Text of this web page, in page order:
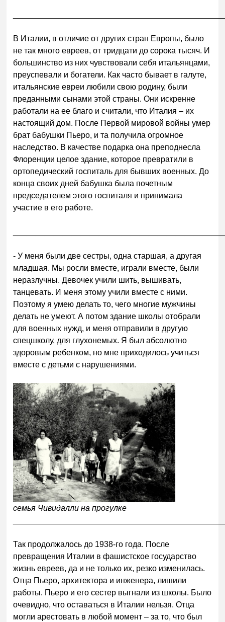
В Италии, в отличие от других стран Европы, было
не так много евреев, от тридцати до сорока тысяч. И
большинство из них чувствовали себя итальянцами,
преуспевали и богатели. Как часто бывает в галуте,
итальянские евреи любили свою родину, были
преданными сынами этой страны. Они искренне
работали на ее благо и считали, что Италия – их
настоящий дом. После Первой мировой войны умер
брат бабушки Пьеро, и та получила огромное
наследство. В качестве подарка она преподнесла
Флоренции целое здание, которое превратили в
ортопедический госпиталь для бывших военных. До
конца своих дней бабушка была почетным
председателем этого госпиталя и принимала
участие в его работе.
- У меня были две сестры, одна старшая, а другая
младшая. Мы росли вместе, играли вместе, были
неразлучны. Девочек учили шить, вышивать,
танцевать. И меня этому учили вместе с ними.
Поэтому я умею делать то, чего многие мужчины
делать не умеют. А потом здание школы отобрали
для военных нужд, и меня отправили в другую
спецшколу, для глухонемых. Я был абсолютно
здоровым ребенком, но мне приходилось учиться
вместе с детьми с нарушениями.
семья Чивидалли на прогулке
Так продолжалось до 1938-го года. После
превращения Италии в фашистское государство
жизнь евреев, да и не только их, резко изменилась.
Отца Пьеро, архитектора и инженера, лишили
работы. Пьеро и его сестер выгнали из школы. Было
очевидно, что оставаться в Италии нельзя. Отца
могли арестовать в любой момент – за то, что был